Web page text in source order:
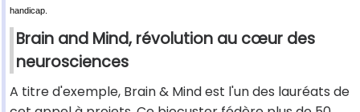
handicap.
Brain and Mind, révolution au cœur des
neurosciences
A titre d'exemple, Brain & Mind est l'un des lauréats de